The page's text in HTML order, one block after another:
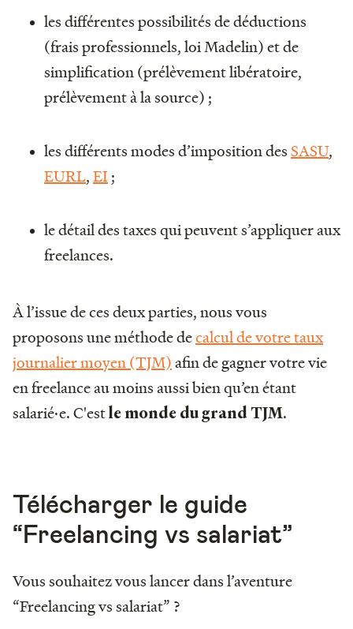
les différentes possibilités de déductions
(frais professionnels, loi Madelin) et de
simplification (prélèvement libératoire,
prélèvement à la source) ;
les différents modes d’imposition desSASU,
EURL,EI ;
le détail des taxes qui peuvent s’appliquer aux
freelances.
À l’issue de ces deux parties, nous vous
proposons une méthode decalcul de votre taux
journalier moyen (TJM)afin de gagner votre vie
en freelance au moins aussi bien qu’en étant
salarié·e. C'estle monde du grand TJM.
Télécharger le guide
“Freelancing vs salariat”
Vous souhaitez vous lancer dans l’aventure
“Freelancing vs salariat” ?